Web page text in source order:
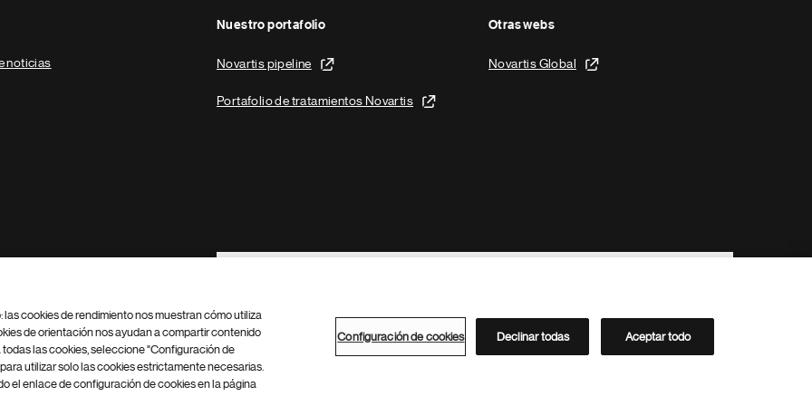
noticias
Nuestro portafolio
Novartis pipeline
Portafolio de tratamientos Novartis
Otras webs
Novartis Global
Footer Site Search
Configuración de cookies Mapa del sitio
Directorio de Novartis
cookies de rendimiento nos muestran cómo utiliza
de orientación nos ayudan a compartir contenido
las cookies, seleccione "Configuración de
utilizar solo las cookies estrictamente necesarias.
el enlace de configuración de cookies en la página
Configuración de cookies Declinar todas Aceptar todo